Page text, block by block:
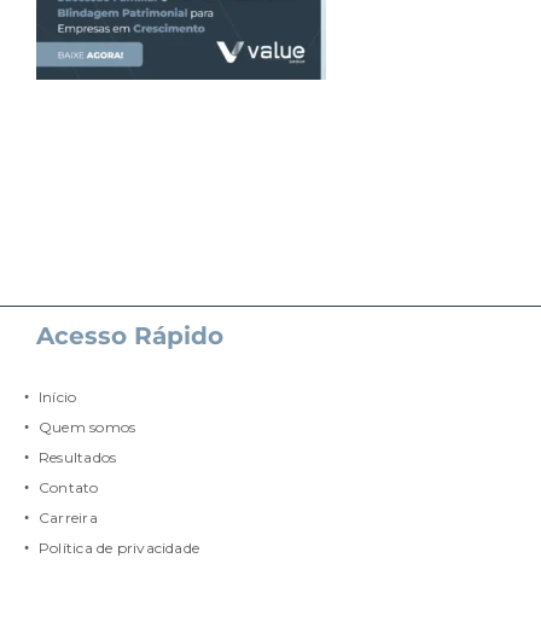
Acesso Rápido
Início
Quem somos
Resultados
Contato
Carreira
Política de privacidade